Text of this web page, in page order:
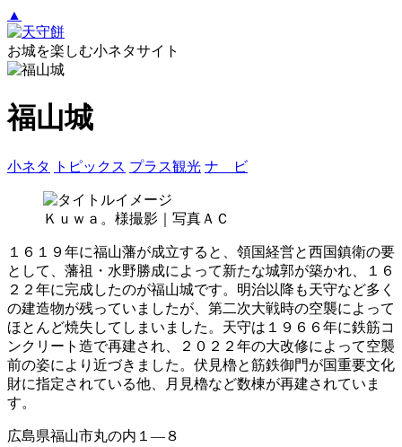
▲
お城を楽しむ小ネタサイト
福山城
小ネタ トピックス プラス観光 ナ ビ
Ｋｕｗａ。様撮影｜写真ＡＣ
１６１９年に福山藩が成立すると、領国経営と西国鎮衛の要
として、藩祖・水野勝成によって新たな城郭が築かれ、１６
２２年に完成したのが福山城です。明治以降も天守など多く
の建造物が残っていましたが、第二次大戦時の空襲によって
ほとんど焼失してしまいました。天守は１９６６年に鉄筋コ
ンクリート造で再建され、２０２２年の大改修によって空襲
前の姿により近づきました。伏見櫓と筋鉄御門が国重要文化
財に指定されている他、月見櫓など数棟が再建されていま
す。
広島県福山市丸の内１―８